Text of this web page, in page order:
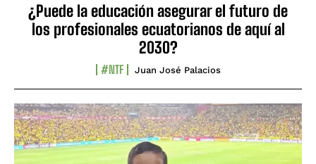
¿Puede la educación asegurar el futuro de
los profesionales ecuatorianos de aquí al
2030?
#NTF Juan José Palacios